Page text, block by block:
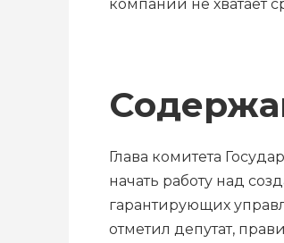
компаний не хватает
Глава комитета
начать работу над
гарантирующих
отметил депутат,